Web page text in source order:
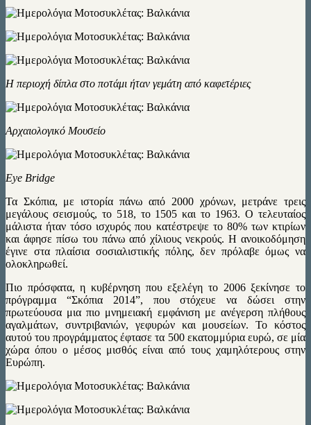
Η περιοχή δίπλα στο ποτάμι ήταν γεμάτη από καφετέριες
Αρχαιολογικό Μουσείο
Eye Bridge
Τα Σκόπια, με ιστορία πάνω από 2000 χρόνων, μετράνε τρεις
μεγάλους σεισμούς, το 518, το 1505 και το 1963. Ο τελευταίος
μάλιστα ήταν τόσο ισχυρός που κατέστρεψε το 80% των κτιρίων
και άφησε πίσω του πάνω από χίλιους νεκρούς. Η ανοικοδόμηση
έγινε στα πλαίσια σοσιαλιστικής πόλης, δεν πρόλαβε όμως να
ολοκληρωθεί.
Πιο πρόσφατα, η κυβέρνηση που εξελέγη το 2006 ξεκίνησε το
πρόγραμμα “Σκόπια 2014”, που στόχευε να δώσει στην
πρωτεύουσα μια πιο μνημειακή εμφάνιση με ανέγερση πλήθους
αγαλμάτων, συντριβανιών, γεφυρών και μουσείων. Το κόστος
αυτού του προγράμματος έφτασε τα 500 εκατομμύρια ευρώ, σε μία
χώρα όπου ο μέσος μισθός είναι από τους χαμηλότερους στην
Ευρώπη.